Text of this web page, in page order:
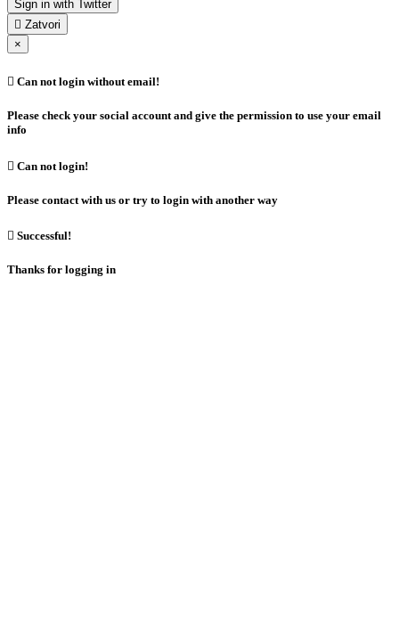
Sign in with Twitter
 Zatvori
×
 Can not login without email!
Please check your social account and give the permission to use your email
info
 Can not login!
Please contact with us or try to login with another way
 Successful!
Thanks for logging in